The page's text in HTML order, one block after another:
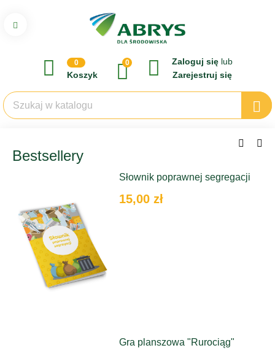
0
Koszyk
0 Zaloguj się lub
Zarejestruj się
Bestsellery
Słownik poprawnej segregacji
15,00 zł
Gra planszowa "Rurociąg"